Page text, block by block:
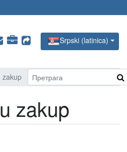
Srpski (latinica)
zakup
zakup